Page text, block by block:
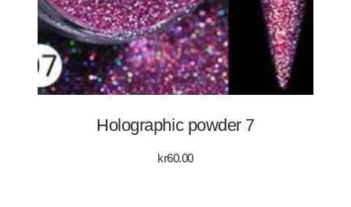
Holographic powder 7
kr60.00